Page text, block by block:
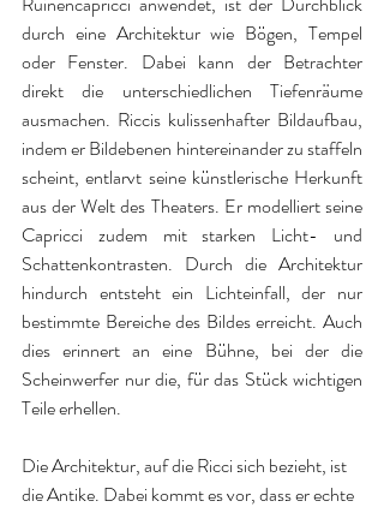
durch eine Architektur wie Bögen, Tempel
oder Fenster. Dabei kann der Betrachter
direkt die unterschiedlichen Tiefenräume
ausmachen. Riccis kulissenhafter Bildaufbau,
indem er Bildebenen hintereinander zu staffeln
scheint, entlarvt seine künstlerische Herkunft
aus der Welt des Theaters. Er modelliert seine
Capricci zudem mit starken Licht- und
Schattenkontrasten. Durch die Architektur
hindurch entsteht ein Lichteinfall, der nur
bestimmte Bereiche des Bildes erreicht. Auch
dies erinnert an eine Bühne, bei der die
Scheinwerfer nur die, für das Stück wichtigen
Teile erhellen.
Die Architektur, auf die Ricci sich bezieht, ist
die Antike. Dabei kommt es vor, dass er echte